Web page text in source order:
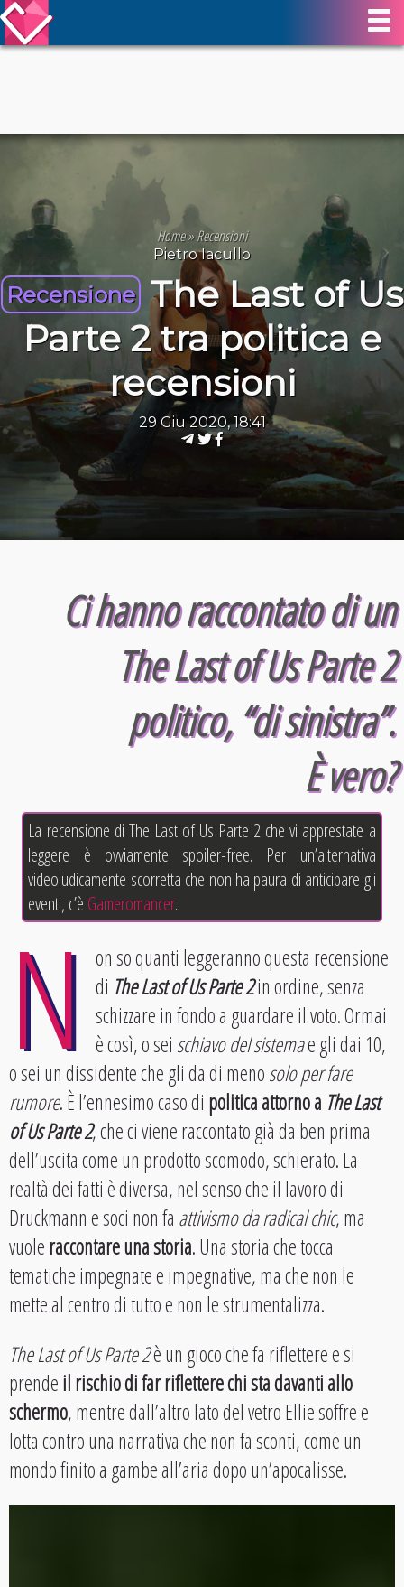
Home»Recensioni
Pietro Iacullo
Recensione The Last of Us
Parte 2 tra politica e
recensioni
29 Giu 2020, 18:41
Ci hanno raccontato di un
The Last of Us Parte 2
politico, “di sinistra”.
È vero?
La recensione di The Last of Us Parte 2 che vi apprestate a
leggere è ovviamente spoiler-free. Per un’alternativa
videoludicamente scorretta che non ha paura di anticipare gli
eventi, c’è Gameromancer.
N
on so quanti leggeranno questa recensione
di The Last of Us Parte 2in ordine, senza
schizzare in fondo a guardare il voto. Ormai
è così, o sei schiavo del sistemae gli dai 10,
o sei un dissidente che gli da di menosolo per fare
rumore. È l’ennesimo caso di politica attorno a The Last
of Us Parte 2, che ci viene raccontato già da ben prima
dell’uscita come un prodotto scomodo, schierato. La
realtà dei fatti è diversa, nel senso che il lavoro di
Druckmann e soci non fa attivismo da radical chic, ma
vuoleraccontare una storia. Una storia che tocca
tematiche impegnate e impegnative, ma che non le
mette al centro di tutto e non le strumentalizza.
The Last of Us Parte 2è un gioco che fa riflettere e si
prendeil rischio di far riflettere chi sta davanti allo
schermo, mentre dall’altro lato del vetro Ellie soffre e
lotta contro una narrativa che non fa sconti, come un
mondo finito a gambe all’aria dopo un’apocalisse.